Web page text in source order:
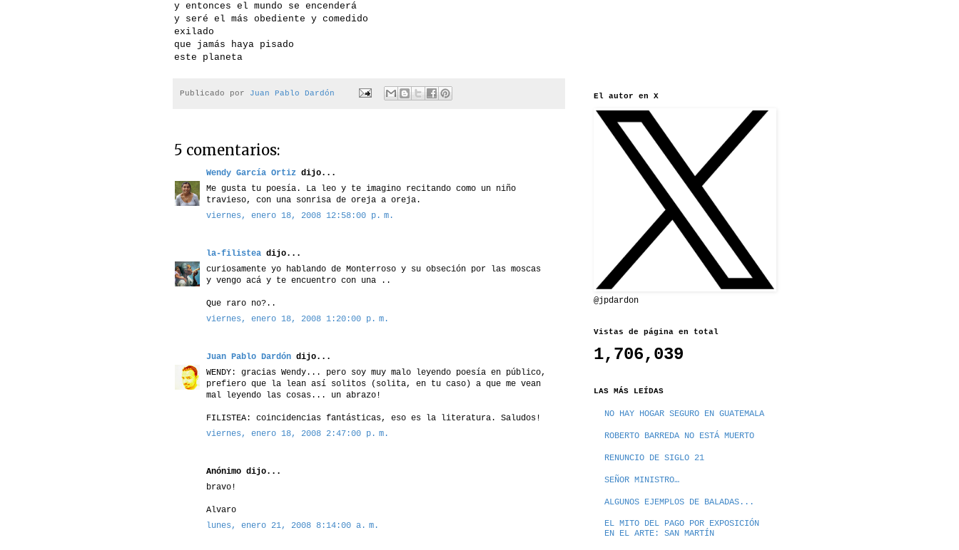
y entonces el mundo se encenderá
y seré el más obediente y comedido
exilado
que jamás haya pisado
este planeta
Publicado por Juan Pablo Dardón
5 comentarios:
Wendy García Ortiz dijo...
Me gusta tu poesía. La leo y te imagino recitando como un niño
travieso, con una sonrisa de oreja a oreja.
viernes, enero 18, 2008 12:58:00 p. m.
la-filistea dijo...
curiosamente yo hablando de Monterroso y su obseción por las moscas
y vengo acá y te encuentro con una ..
Que raro no?..
viernes, enero 18, 2008 1:20:00 p. m.
Juan Pablo Dardón dijo...
WENDY: gracias Wendy... pero soy muy malo leyendo poesía en público,
prefiero que la lean así solitos (solita, en tu caso) a que me vean
mal leyendo las cosas... un abrazo!
FILISTEA: coincidencias fantásticas, eso es la literatura. Saludos!
viernes, enero 18, 2008 2:47:00 p. m.
Anónimo dijo...
bravo!
Alvaro
lunes, enero 21, 2008 8:14:00 a. m.
El autor en X
@jpdardon
Vistas de página en total
1,706,039
LAS MÁS LEÍDAS
NO HAY HOGAR SEGURO EN GUATEMALA
ROBERTO BARREDA NO ESTÁ MUERTO
RENUNCIO DE SIGLO 21
SEÑOR MINISTRO…
ALGUNOS EJEMPLOS DE BALADAS...
EL MITO DEL PAGO POR EXPOSICIÓN
EN EL ARTE: SAN MARTÍN